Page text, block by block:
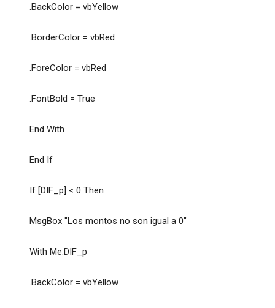
.BackColor = vbYellow
.BorderColor = vbRed
.ForeColor = vbRed
.FontBold = True
End With
End If
If [DIF_p] < 0 Then
MsgBox "Los montos no son igual a 0"
With Me.DIF_p
.BackColor = vbYellow